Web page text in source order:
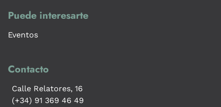
Puede interesarte
Eventos
Contacto
Calle Relatores, 16
(+34) 91 369 46 49